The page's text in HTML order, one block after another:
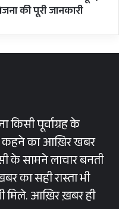
की पूरी जानकारी
किसी पूर्वाग्रह के
कहने का आख़िर खबर
के सामने लाचार बनती
का सही रास्ता भी
मिले. आख़िर ख़बर ही